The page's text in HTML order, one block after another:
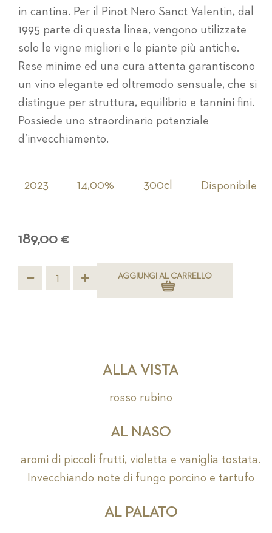
in cantina. Per il Pinot Nero Sanct Valentin, dal
1995 parte di questa linea, vengono utilizzate
solo le vigne migliori e le piante più antiche.
Rese minime ed una cura attenta garantiscono
un vino elegante ed oltremodo sensuale, che si
distingue per struttura, equilibrio e tannini fini.
Possiede uno straordinario potenziale
d’invecchiamento.
2023 14,00% 300cl Disponibile
189,00 €
AGGIUNGI AL CARRELLO
ALLA VISTA
rosso rubino
AL NASO
aromi di piccoli frutti, violetta e vaniglia tostata.
Invecchiando note di fungo porcino e tartufo
AL PALATO